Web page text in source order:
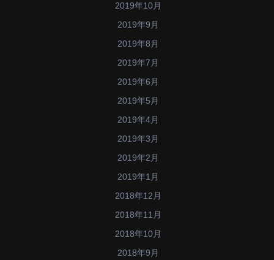
2019年10月
2019年9月
2019年8月
2019年7月
2019年6月
2019年5月
2019年4月
2019年3月
2019年2月
2019年1月
2018年12月
2018年11月
2018年10月
2018年9月